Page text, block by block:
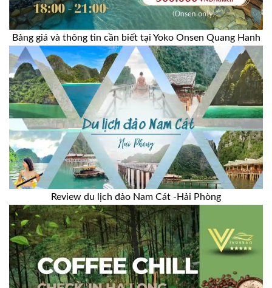
Bảng giá và thông tin cần biết tại Yoko Onsen Quang Hanh
Review du lịch đảo Nam Cát -Hải Phòng